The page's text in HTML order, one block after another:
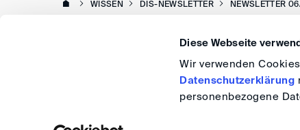
Diese Webseite
Wir verwenden
Datenschutzerklärung
personenbezogene
WISSEN DIS-NEWSLETTER NEWSLETTER